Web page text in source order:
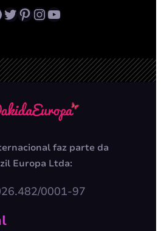
Twitter Pinterest InstagramYoutube
faz parte da
Europa Ltda:
0001-97